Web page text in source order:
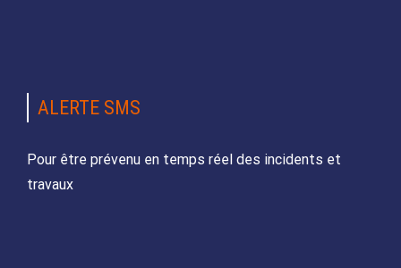
ALERTE SMS
Pour être prévenu en temps réel des incidents et
travaux